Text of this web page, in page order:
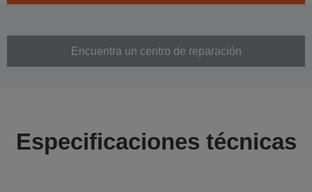
Encuentra un centro de reparación
Especificaciones técnicas